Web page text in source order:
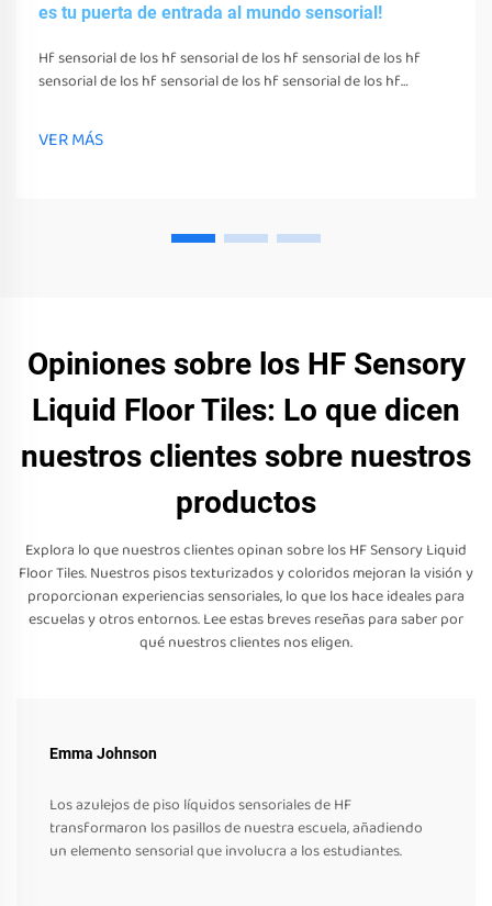
es tu puerta de entrada al mundo sensorial!
Hf sensorial de los hf sensorial de los hf sensorial de los hf
sensorial de los hf sensorial de los hf sensorial de los hf
sensorial de los hf sensorial de los hf sensorial de los hf
sensorial de los
VER MÁS
Opiniones sobre los HF Sensory
Liquid Floor Tiles: Lo que dicen
nuestros clientes sobre nuestros
productos
Explora lo que nuestros clientes opinan sobre los HF Sensory Liquid
Floor Tiles. Nuestros pisos texturizados y coloridos mejoran la visión y
proporcionan experiencias sensoriales, lo que los hace ideales para
escuelas y otros entornos. Lee estas breves reseñas para saber por
qué nuestros clientes nos eligen.
Emma Johnson
Los azulejos de piso líquidos sensoriales de HF
transformaron los pasillos de nuestra escuela, añadiendo
un elemento sensorial que involucra a los estudiantes.